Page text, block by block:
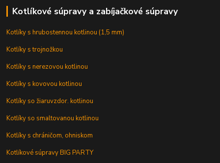
Kotlíkové súpravy a zabíjačkové súpravy
Kotlíky s hrubostennou kotlinou (1,5 mm)
Kotlíky s trojnožkou
Kotlíky s nerezovou kotlinou
Kotlíky s kovovou kotlinou
Kotlíky so žiaruvzdor. kotlinou
Kotlíky so smaltovanou kotlinou
Kotlíky s chráničom, ohniskom
Kotlíkové súpravy BIG PARTY